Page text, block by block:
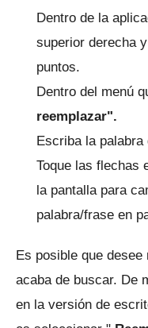
Dentro de la
superior derecha
puntos.
Dentro del menú
reemplazar".
Escriba la palabra
Toque las flechas
la pantalla para
palabra/frase en
Es posible que
acaba de buscar. De
en la versión de